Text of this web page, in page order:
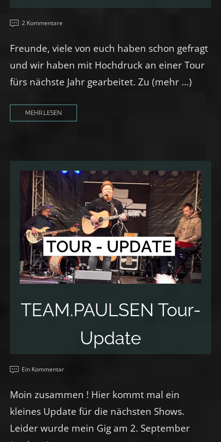
2 Kommentare
Freunde, viele von euch haben schon gefragt
und wir haben mit Hochdruck an einer Tour
fürs nächste Jahr gearbeitet. Zu (mehr …)
MEHR.LESEN
TEAM.PAULSEN Tour-
Update
Ein Kommentar
Moin zusammen ! Hier kommt mal ein
kleines Update für die nächsten Shows.
Leider wurde mein Gig am 2. September